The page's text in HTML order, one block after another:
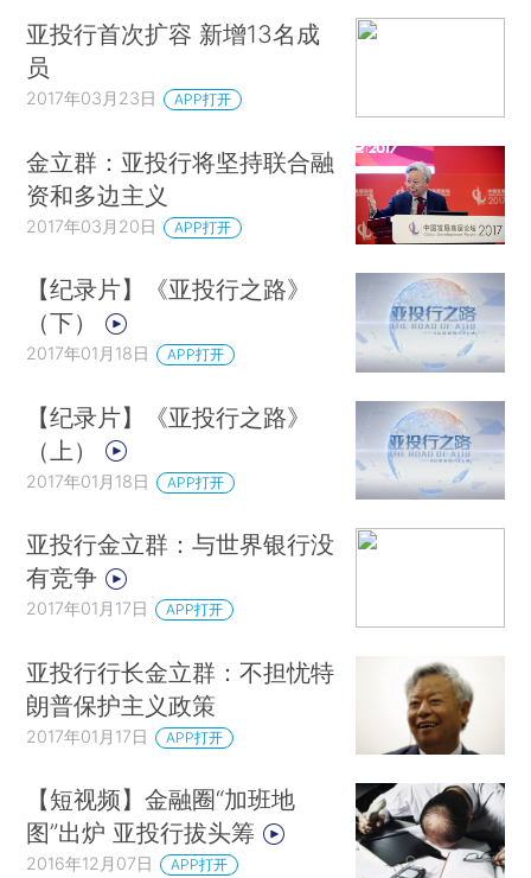
亚投行首次扩容 新增13名成
员
2017年03月23日 APP打开
金立群：亚投行将坚持联合融
资和多边主义
2017年03月20日 APP打开
【纪录片】《亚投行之路》
（下）
2017年01月18日 APP打开
【纪录片】《亚投行之路》
（上）
2017年01月18日 APP打开
亚投行金立群：与世界银行没
有竞争
2017年01月17日 APP打开
亚投行行长金立群：不担忧特
朗普保护主义政策
2017年01月17日 APP打开
【短视频】金融圈“加班地
图”出炉 亚投行拔头筹
2016年12月07日 APP打开